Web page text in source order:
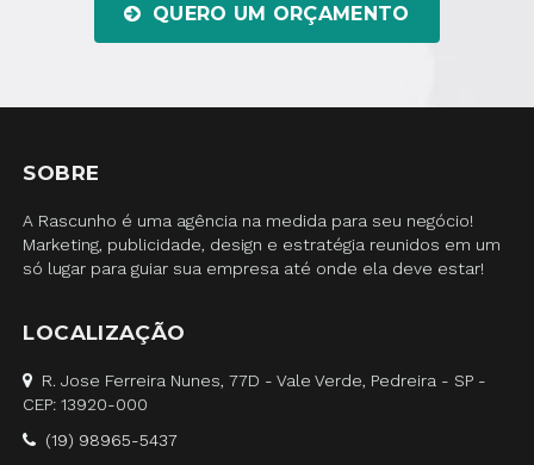
QUERO UM ORÇAMENTO
SOBRE
A Rascunho é uma agência na medida para seu negócio!
Marketing, publicidade, design e estratégia reunidos em um
só lugar para guiar sua empresa até onde ela deve estar!
LOCALIZAÇÃO
R. Jose Ferreira Nunes, 77D - Vale Verde, Pedreira - SP -
CEP: 13920-000
(19) 98965-5437